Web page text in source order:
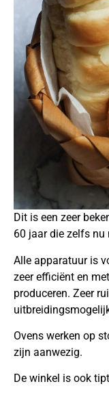
Dit is een zeer
60 jaar die zelfs nu
Alle apparatuur is
zeer efficiënt en
produceren. Zeer
Ovens werken op
zijn aanwezig.
De winkel is ook